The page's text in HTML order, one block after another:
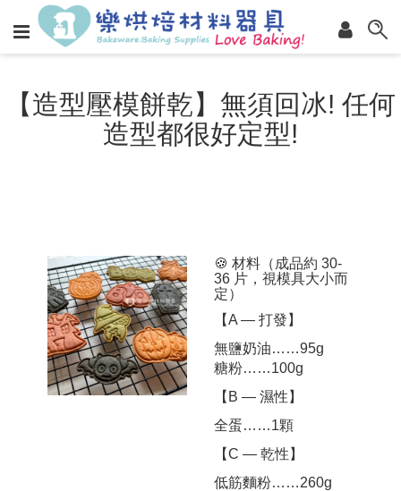
【造型壓模餅乾】無須回冰! 任何
造型都很好定型!
🍪 材料（成品約 30-
36 片，視模具大小而
定）
【A — 打發】
無鹽奶油……95g
糖粉……100g
【B — 濕性】
全蛋……1顆
【C — 乾性】
低筋麵粉……260g